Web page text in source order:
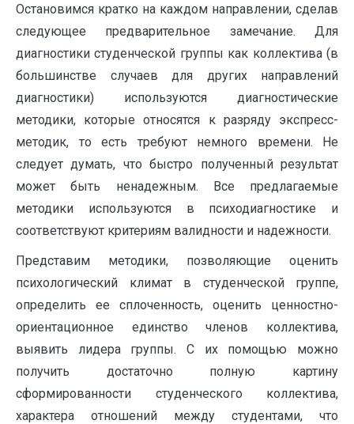
Остановимся кратко на каждом направлении, сделав
следующее предварительное замечание. Для
диагностики студенческой группы как коллектива (в
большинстве случаев для других направлений
диагностики) используются диагностические
методики, которые относятся к разряду экспресс-
методик, то есть требуют немного времени. Не
следует думать, что быстро полученный результат
может быть ненадежным. Все предлагаемые
методики используются в психодиагностике и
соответствуют критериям валидности и надежности.
Представим методики, позволяющие оценить
психологический климат в студенческой группе,
определить ее сплоченность, оценить ценностно-
ориентационное единство членов коллектива,
выявить лидера группы. С их помощью можно
получить достаточно полную картину
сформированности студенческого коллектива,
характера отношений между студентами, что